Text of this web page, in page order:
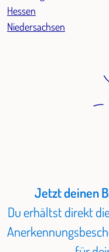
Hessen
Niedersachsen
Jetzt deinen
Du erhältst direkt